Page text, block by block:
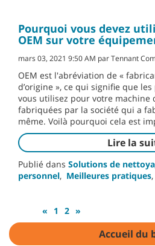
Pourquoi vous devez
OEM sur votre
mars 03, 2021 9:50 AM par Tennant
OEM est l'abréviation de «
d’origine », ce qui signifie que
vous utilisez pour votre machine
fabriquées par la société qui a
même. Voilà pourquoi cela est
Lire la
Publié dans Solutions de
personnel, Meilleures pratiques,
« 1 2 »
Accueil du